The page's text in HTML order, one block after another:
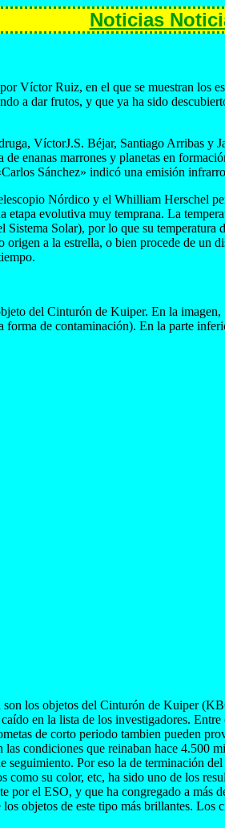
Noticias
Víctor Ruiz, en el que se muestran los
a dar frutos, y que ya ha sido
VíctorJ.S. Béjar, Santiago Arribas y
enanas marrones y planetas en
Sánchez» indicó una emisión
Nórdico y el Whilliam Herschel
evolutiva muy temprana. La
Solar), por lo que su
a la estrella, o bien procede de
del Cinturón de Kuiper. En la
de contaminación). En la parte
los objetos del Cinturón de Kuiper
en la lista de los investigadores.
de corto periodo tambien pueden
condiciones que reinaban hace
seguimiento. Por eso la de terminación
su color, etc, ha sido uno de los
por el ESO, y que ha congregado a
objetos de este tipo más brillantes.